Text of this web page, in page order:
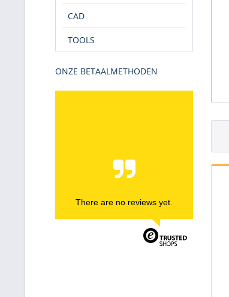
CAD
TOOLS
ONZE BETAALMETHODEN
There are no reviews yet.